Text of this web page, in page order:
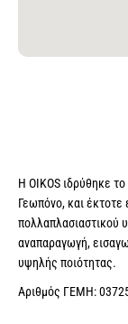
Η OIKOS ιδρύθηκε
Γεωπόνο, και έκτοτε
πολλαπλασιαστικού
αναπαραγωγή,
υψηλής ποιότητας.
Αριθμός ΓΕΜΗ: